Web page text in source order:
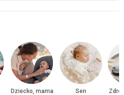
Dziecko, mama Sen